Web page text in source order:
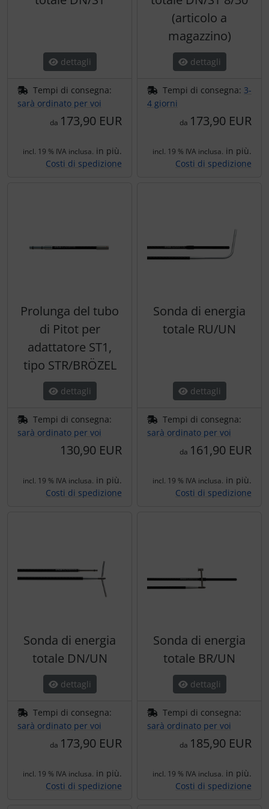
dettagli
Tempi di consegna:
sarà ordinato per voi
da 173,90 EUR
incl. 19 % IVA inclusa. in più.
Costi di spedizione
(articolo a
magazzino)
dettagli
Tempi di consegna: 3-
4 giorni
da 173,90 EUR
incl. 19 % IVA inclusa. in più.
Costi di spedizione
Prolunga del tubo
di Pitot per
adattatore ST1,
tipo STR/BRÖZEL
dettagli
Tempi di consegna:
sarà ordinato per voi
130,90 EUR
incl. 19 % IVA inclusa. in più.
Costi di spedizione
Sonda di energia
totale RU/UN
dettagli
Tempi di consegna:
sarà ordinato per voi
da 161,90 EUR
incl. 19 % IVA inclusa. in più.
Costi di spedizione
Sonda di energia
totale DN/UN
dettagli
Tempi di consegna:
sarà ordinato per voi
da 173,90 EUR
incl. 19 % IVA inclusa. in più.
Costi di spedizione
Sonda di energia
totale BR/UN
dettagli
Tempi di consegna:
sarà ordinato per voi
da 185,90 EUR
incl. 19 % IVA inclusa. in più.
Costi di spedizione
Rilassamento
Teglia Aviator
Vessilli decorativi
Mappe di rilievo 3D